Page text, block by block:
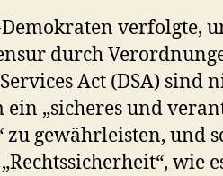
verfolgte,
durch
Act (DSA) sind
ein „sicheres und
gewährleisten, und
wie